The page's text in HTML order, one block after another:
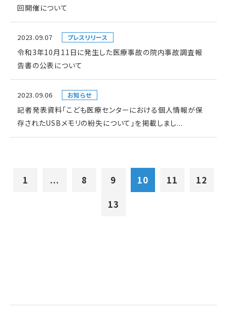
回開催について
2023.09.07 プレスリリース
令和3年10月11日に発生した医療事故の院内事故調査報
告書の公表について
2023.09.06 お知らせ
記者発表資料「こども医療センターにおける個人情報が保
存されたUSBメモリの紛失について」を掲載しまし...
1 ... 8 9 10 11
12
13